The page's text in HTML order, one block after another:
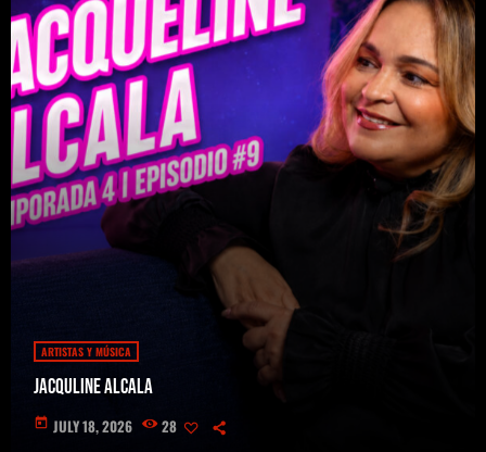
Concacaf
ARTISTAS Y MÚSICA
Jacquline Alcala
today JULY 18, 2026 28